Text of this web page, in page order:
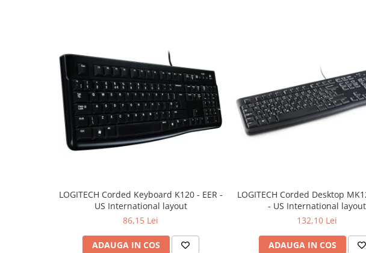
Hard Disc-uri
Componente Server
LOGITECH Corded Keyboard K120 - EER -
US International layout
86,15 Lei
ADAUGA IN COS
LOGITECH Corded Desktop
- US International layout
132,10 Lei
ADAUGA IN COS